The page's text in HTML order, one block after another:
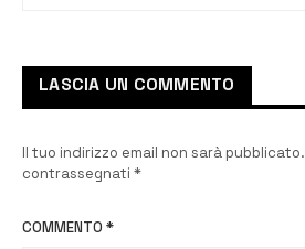
LASCIA UN COMMENTO
Il tuo indirizzo email non sarà pubblicato.
contrassegnati *
COMMENTO *